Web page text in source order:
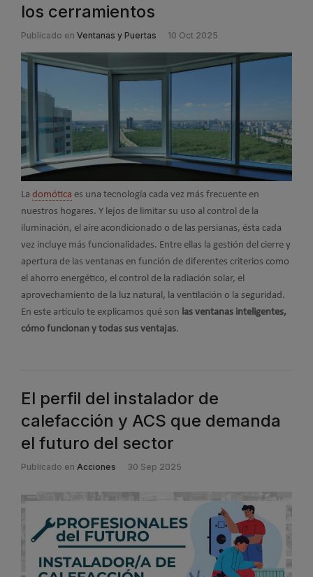
los cerramientos
Publicado en Ventanas y Puertas 10 Oct 2025
La domótica es una tecnología cada vez más frecuente en
nuestros hogares. Y lejos de limitar su uso al control de la
iluminación, el aire acondicionado o de las persianas, ésta cada
vez incluye más funcionalidades. Entre ellas la gestión del cierre y
apertura de las ventanas en función de diferentes criterios como
el ahorro energético, el control de la radiación solar, el
aprovechamiento de la luz natural, la ventilación o la seguridad.
En este artículo te explicamos qué son las ventanas inteligentes,
cómo funcionan y todas sus ventajas.
El perfil del instalador de
calefacción y ACS que demanda
el futuro del sector
Publicado en Acciones 30 Sep 2025